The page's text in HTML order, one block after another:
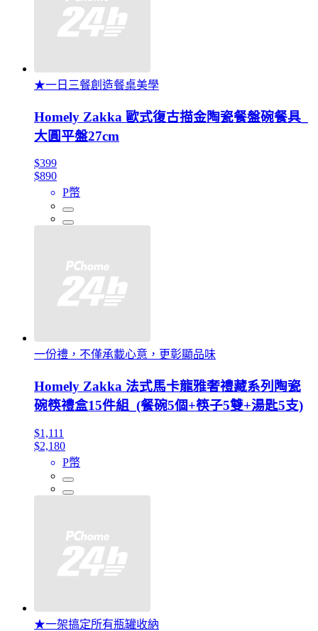
★一日三餐創造餐桌美學
Homely Zakka 歐式復古描金陶瓷餐盤碗餐具_
大圓平盤27cm
$399
$890
P幣
一份禮，不僅承載心意，更彰顯品味
Homely Zakka 法式馬卡龍雅奢禮藏系列陶瓷
碗筷禮盒15件組_(餐碗5個+筷子5雙+湯匙5支)
$1,111
$2,180
P幣
★一架搞定所有瓶罐收納